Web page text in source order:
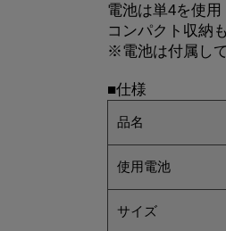
電池は単4を使
コンパクト収納
※電池は付属し
■仕様
品名
使用電池
サイズ